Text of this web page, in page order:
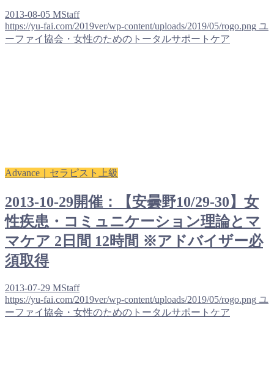
2013-08-05 MStaff
https://yu-fai.com/2019ver/wp-content/uploads/2019/05/rogo.png ユ
ーファイ協会・女性のためのトータルサポートケア
Advance｜セラピスト上級
2013-10-29開催：【安曇野10/29-30】女
性疾患・コミュニケーション理論とマ
マケア 2日間 12時間 ※アドバイザー必
須取得
2013-07-29 MStaff
https://yu-fai.com/2019ver/wp-content/uploads/2019/05/rogo.png ユ
ーファイ協会・女性のためのトータルサポートケア